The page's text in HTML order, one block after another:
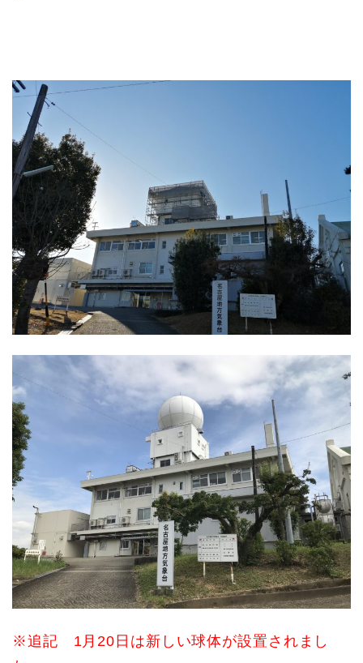
※追記 1月20日は新しい球体が設置されまし